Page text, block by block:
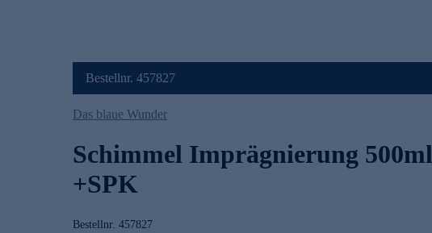
Bestellnr. 457827
Das blaue Wunder
Schimmel Imprägnierung 500ml
+SPK
Bestellnr. 457827